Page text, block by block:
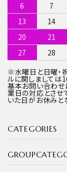
CATEGORIES
6
7
13
14
20
21
27
28
※水曜日と日曜・
ルに関しましては
基本お問い合わせ
業日の対応とさせ
いた日がお休みと